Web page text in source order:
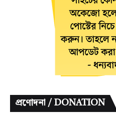
প্রণোদনা / DONATION